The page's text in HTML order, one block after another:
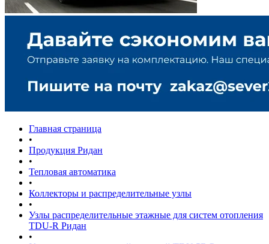
Главная страница
•
Продукция Ридан
•
Тепловая автоматика
•
Коллекторы и распределительные узлы
•
Узлы распределительные этажные для систем отопления
TDU-R Ридан
•